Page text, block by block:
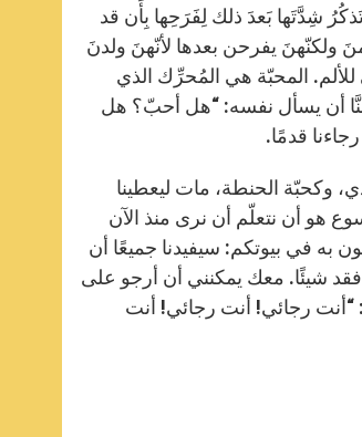
شِدَّتَها بَعدَ ذلك لِفَرَحِها بِأَن قد
أخرى، يتألّمنَ ولكنّهنَ يفرحن بعدها لأنّهنَ ولدنَ
للألم. المحبّة هي المُحرِّك الذي
منَّا أن يسأل نفسه: “هل أحبّ؟ هل
قدمًا.
وكحبّة الحنطة، مات ليعطينا
هو أن نتعلّم أن نرى منذ الآن
به في بيوتكم: سيفيدنا جميعًا أن
شيئًا. معك يمكنني أن أرجو على
“أنت رجائي! أنت رجائي! أنت